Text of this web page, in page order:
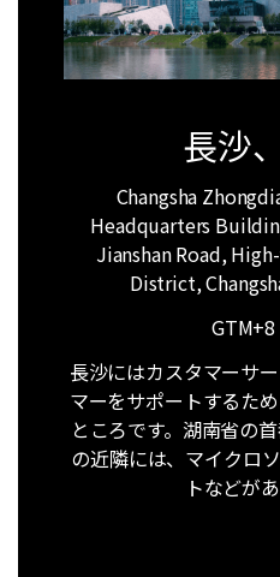
長沙
Changsha
Headquarters
Jianshan Road,
District,
GTM+8
長沙にはカスタマーサ
マーをサポートするた
ところです。湖南省の
の近隣には、マイクロ
トなどが